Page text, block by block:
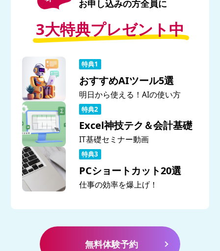
お申し込みの方全員に
3大特典プレゼント中
おすすめAIツール5選
明日から使える！AIの使い方
Excel神技テク＆会計基礎
IT基礎セミナー動画
PCショートカット20選
仕事の効率を爆上げ！
無料体験予約